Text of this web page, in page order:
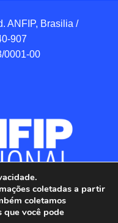
ANFIP, Brasilia /
907
0001-00
coletadas a partir
coletamos
você pode